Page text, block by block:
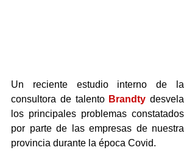
Un reciente estudio interno de la
consultora de talento Brandty desvela
los principales problemas constatados
por parte de las empresas de nuestra
provincia durante la época Covid.